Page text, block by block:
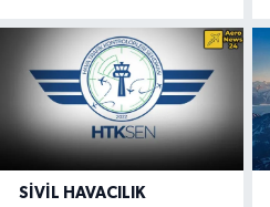
SIVIL HAVACILIK